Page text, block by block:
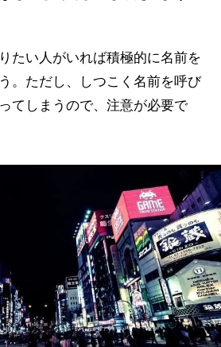
たい人がいれば積極的に名前を
。ただし、しつこく名前を呼び
てしまうので、注意が必要で